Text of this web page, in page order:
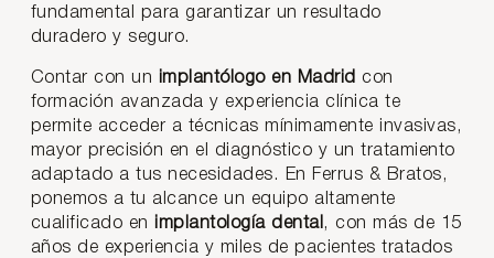
fundamental para garantizar un resultado
duradero y seguro.
Contar con un implantólogo en Madrid con
formación avanzada y experiencia clínica te
permite acceder a técnicas mínimamente invasivas,
mayor precisión en el diagnóstico y un tratamiento
adaptado a tus necesidades. En Ferrus & Bratos,
ponemos a tu alcance un equipo altamente
cualificado en implantología dental , con más de 15
años de experiencia y miles de pacientes tratados